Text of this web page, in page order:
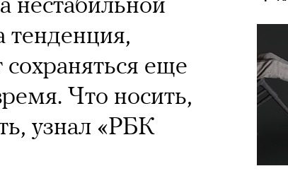
тенденция,
еще
Что носить,
узнал «РБК
«РБК Стиль»
а другие
жизнью?
объясняют, как
и почему к ней